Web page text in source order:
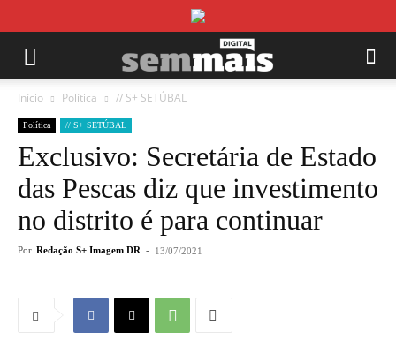
Início Política // S+ SETÚBAL
Política // S+ SETÚBAL
Exclusivo: Secretária de Estado
das Pescas diz que investimento
no distrito é para continuar
Por Redação S+ Imagem DR - 13/07/2021